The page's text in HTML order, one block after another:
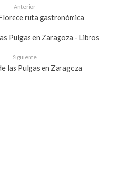
Anterior
ruta gastronómica
Siguiente
las Pulgas en Zaragoza